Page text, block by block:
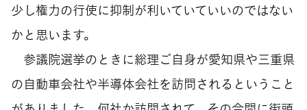
少し権力の行使に抑制が利いていていいのではない
かと思います。
参議院選挙のときに総理ご自身が愛知県や三重県
の自動車会社や半導体会社を訪問されるということ